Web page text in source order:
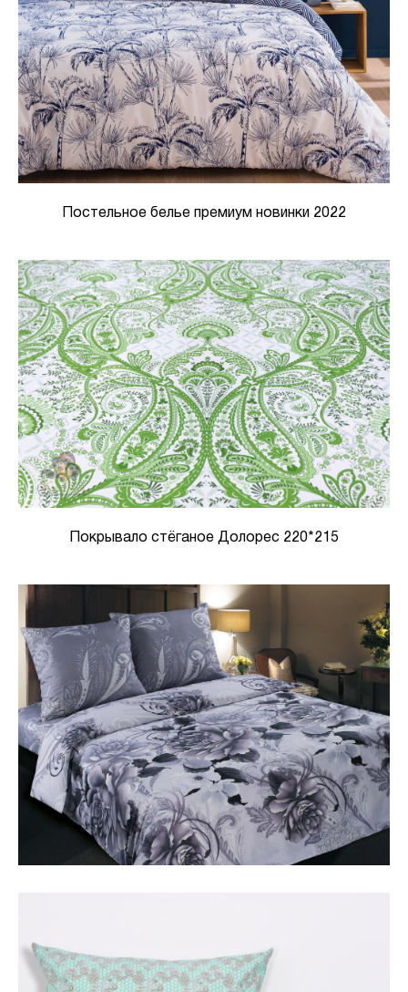
Постельное белье премиум новинки 2022
Покрывало стёганое Долорес 220*215